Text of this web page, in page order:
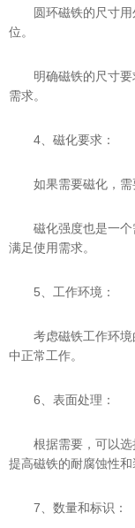
圆环磁铁的尺寸
位。
明确磁铁的尺寸
需求。
4、磁化要求：
如果需要磁化，需
磁化强度也是一
满足使用需求。
5、工作环境：
考虑磁铁工作环
中正常工作。
6、表面处理：
根据需要，可以
提高磁铁的耐腐蚀性和
7、数量和标识：